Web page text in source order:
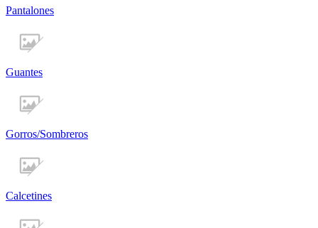
Pantalones
Guantes
Gorros/Sombreros
Calcetines